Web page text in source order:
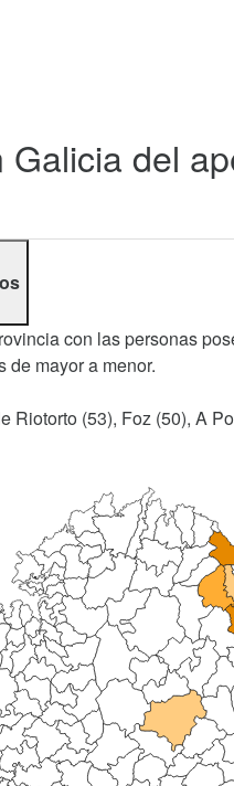
del
con las personas
mayor a menor.
Riotorto (53), Foz (50), A